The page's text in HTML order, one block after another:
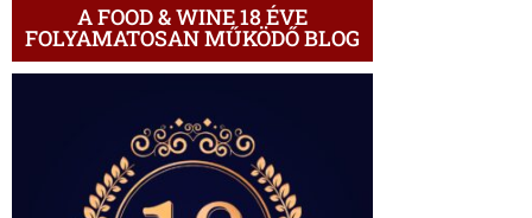
A FOOD & WINE 18 ÉVE
FOLYAMATOSAN MŰKÖDŐ BLOG